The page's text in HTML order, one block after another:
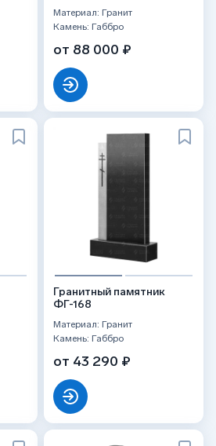
Материал: Гранит
Камень: Габбро
от 88 000 ₽
Гранитный памятник
ФГ-168
Материал: Гранит
Камень: Габбро
от 43 290 ₽